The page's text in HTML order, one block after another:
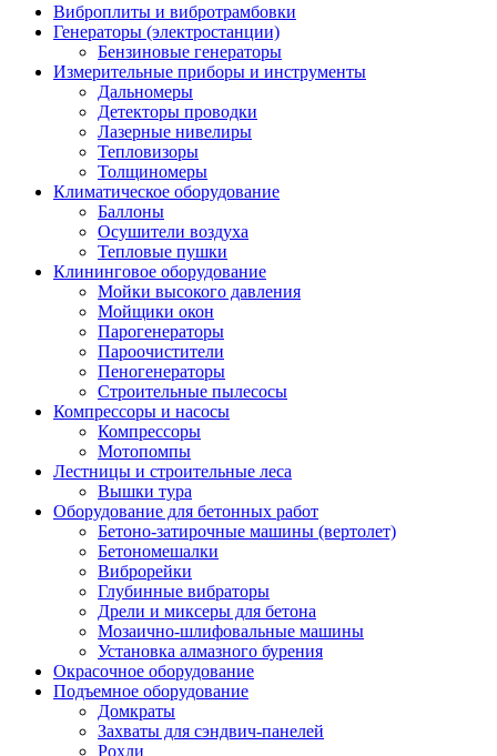
Виброплиты и вибротрамбовки
Генераторы (электростанции)
Бензиновые генераторы
Измерительные приборы и инструменты
Дальномеры
Детекторы проводки
Лазерные нивелиры
Тепловизоры
Толщиномеры
Климатическое оборудование
Баллоны
Осушители воздуха
Тепловые пушки
Клининговое оборудование
Мойки высокого давления
Мойщики окон
Парогенераторы
Пароочистители
Пеногенераторы
Строительные пылесосы
Компрессоры и насосы
Компрессоры
Мотопомпы
Лестницы и строительные леса
Вышки тура
Оборудование для бетонных работ
Бетоно-затирочные машины (вертолет)
Бетономешалки
Виброрейки
Глубинные вибраторы
Дрели и миксеры для бетона
Мозаично-шлифовальные машины
Установка алмазного бурения
Окрасочное оборудование
Подъемное оборудование
Домкраты
Захваты для сэндвич-панелей
Рохли